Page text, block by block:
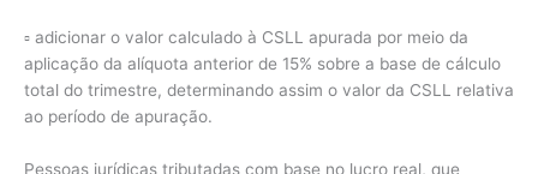
▫ adicionar o valor calculado à CSLL apurada por meio da
aplicação da alíquota anterior de 15% sobre a base de cálculo
total do trimestre, determinando assim o valor da CSLL relativa
ao período de apuração.
Pessoas jurídicas tributadas com base no lucro real, que